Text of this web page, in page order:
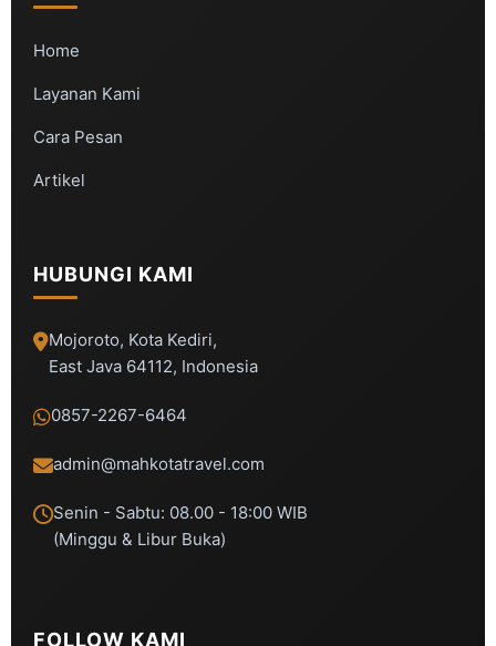
Home
Layanan Kami
Cara Pesan
Artikel
HUBUNGI KAMI
Mojoroto, Kota Kediri,
East Java 64112, Indonesia
0857-2267-6464
admin@mahkotatravel.com
Senin - Sabtu: 08.00 - 18:00 WIB
(Minggu & Libur Buka)
FOLLOW KAMI